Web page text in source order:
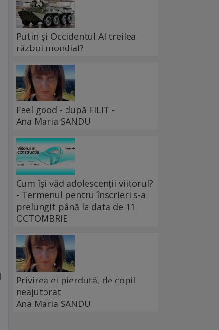
Putin și Occidentul Al treilea
război mondial?
Feel good - după FILIT -
Ana Maria SANDU
Cum își văd adolescenții viitorul?
- Termenul pentru înscrieri s-a
prelungit până la data de 11
OCTOMBRIE
Privirea ei pierdută, de copil
neajutorat
Ana Maria SANDU